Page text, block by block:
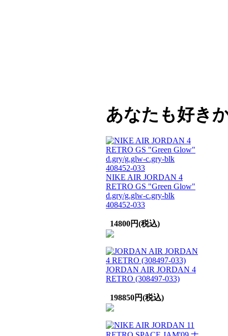
あなたも好き
NIKE AIR JORDAN 4
RETRO GS "Green Glow"
d.gry/g.glw-c.gry-blk
408452-033
14800円(税込)
JORDAN AIR JORDAN 4
RETRO (308497-033)
198850円(税込)